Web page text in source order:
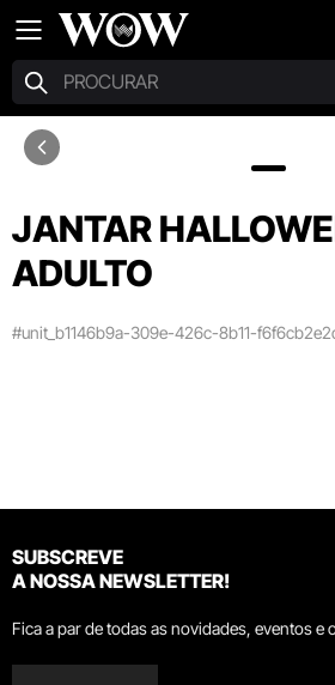
JANTAR
ADULTO
#unit_b1146b9a-309e-426c-8b11-
SUBSCREVE
A NOSSA NEWSLETTER!
Fica a par de todas as novidades, eventos e